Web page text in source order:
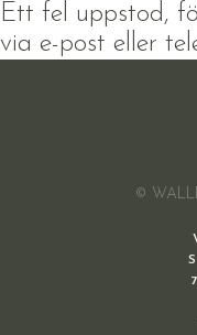
Ett fel uppstod,
via e-post eller
©